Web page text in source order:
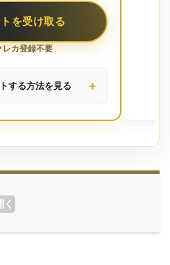
を受け取る
レカ登録不要
する方法を見る
下のように無料で
ました。（2025
く